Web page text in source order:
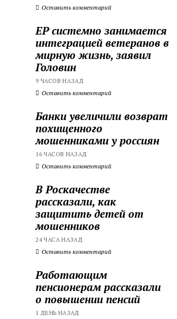
Оставить комментарий
ЕР системно занимается
интеграцией ветеранов в
мирную жизнь, заявил
Головин
9 ЧАСОВ НАЗАД
Оставить комментарий
Банки увеличили возврат
похищенного
мошенниками у россиян
16 ЧАСОВ НАЗАД
Оставить комментарий
В Роскачестве
рассказали, как
защитить детей от
мошенников
24 ЧАСА НАЗАД
Оставить комментарий
Работающим
пенсионерам рассказали
о повышении пенсий
1 ДЕНЬ НАЗАД